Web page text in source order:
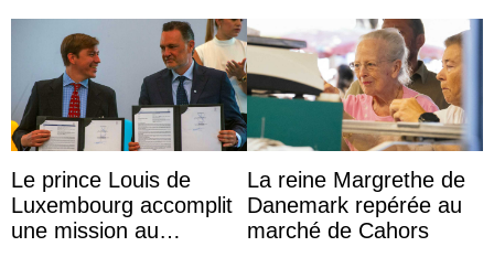
Le prince Louis de
Luxembourg accomplit
une mission au
La reine Margrethe de
Danemark repérée au
marché de Cahors